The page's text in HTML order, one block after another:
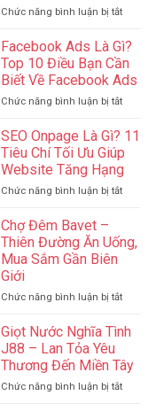
Quản
Ngân
Sách
Hiệu
Quả
Nhất
Chức năng bình luận bị tắtở
Phần
IT
Website?
–
Lõi
Hệ
Thống
Công
Facebook Ads Là Gì?
Top 10 Điều Bạn Cần
Biết Về Facebook Ads
Chức năng bình luận bị tắtở
Ads
Gì?
Top
10
Biết
Ads
SEO Onpage Là Gì? 11
Tiêu Chí Tối Ưu Giúp
Website Tăng Hạng
Chức năng bình luận bị tắtở
Gì?
Chí
Ưu
Giúp
Tăng
Hạng
Chợ Đêm Bavet –
Thiên Đường Ăn Uống,
Mua Sắm Gần Biên
Giới
Chức năng bình luận bị tắtở
Đêm
Thiên
Đường
Giọt Nước Nghĩa Tình
J88 – Lan Tỏa Yêu
Thương Đến Miền Tây
Chức năng bình luận bị tắtở